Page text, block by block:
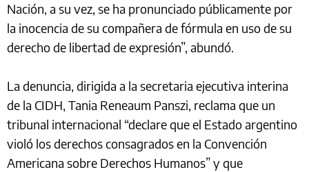
Nación, a su vez, se ha pronunciado públicamente por
la inocencia de su compañera de fórmula en uso de su
derecho de libertad de expresión”, abundó.
La denuncia, dirigida a la secretaria ejecutiva interina
de la CIDH, Tania Reneaum Panszi, reclama que un
tribunal internacional “declare que el Estado argentino
violó los derechos consagrados en la Convención
Americana sobre Derechos Humanos” y que